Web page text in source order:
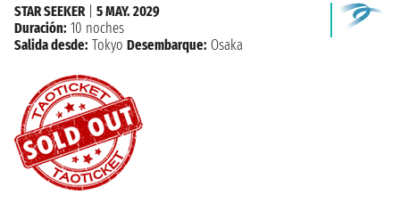
STAR SEEKER
5 MAY. 2029
Duración: 10 noches
Salida desde: Tokyo Desembarque: Osaka